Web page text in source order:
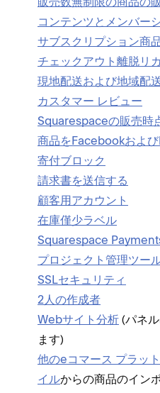
コンテンツとメンバ⁠⁠⁠ー
サブスクリプシ⁠⁠⁠ョン商
チ⁠⁠⁠ェ⁠⁠⁠ックアウト離脱リ
現地配送および地域配
カスタマ⁠⁠⁠ー レビ⁠⁠⁠ュ⁠⁠⁠ー
Squarespaceの販売時
商品をFacebookおよ
寄付ブロ⁠⁠⁠ック
請求書を送信する
顧客用アカウント
在庫僅少ラベル
Squarespace
プロジ⁠⁠⁠ェクト管理ツ⁠⁠⁠ー
SSLセキ⁠⁠⁠ュリテ⁠⁠⁠ィ
2人の作成者
Webサイト分析 (⁠⁠⁠パネ
ます⁠⁠⁠)
他のeコマ⁠⁠⁠ース プラ⁠⁠⁠ッ
イルからの商品のイン